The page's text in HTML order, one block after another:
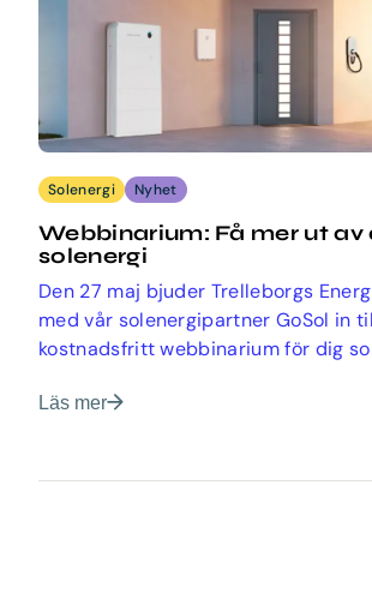
Solenergi Nyhet
Webbinarium: Få mer ut av
solenergi
Den 27 maj bjuder Trelleborgs
med vår solenergipartner GoSol in
kostnadsfritt webbinarium för dig
Läs mer